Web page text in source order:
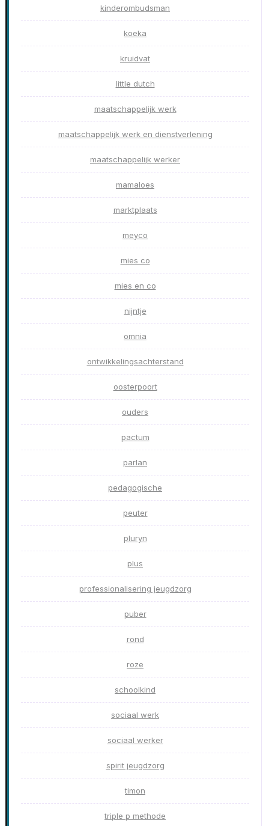
kinderombudsman
koeka
kruidvat
little dutch
maatschappelijk werk
maatschappelijk werk en dienstverlening
maatschappelijk werker
mamaloes
marktplaats
meyco
mies co
mies en co
nijntje
omnia
ontwikkelingsachterstand
oosterpoort
ouders
pactum
parlan
pedagogische
peuter
pluryn
plus
professionalisering jeugdzorg
puber
rond
roze
schoolkind
sociaal werk
sociaal werker
spirit jeugdzorg
timon
triple p methode